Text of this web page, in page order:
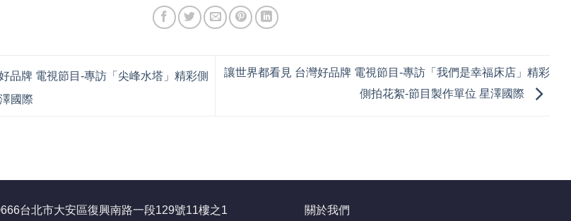
品牌 電視節目-專訪「尖峰水塔」精彩側
國際
讓世界都看見 台灣好品牌 電視節目-專訪「我們是幸福床店」精彩
側拍花絮-節目製作單位 星澤國際
台北市大安區復興南路一段129號11樓之1 關於我們